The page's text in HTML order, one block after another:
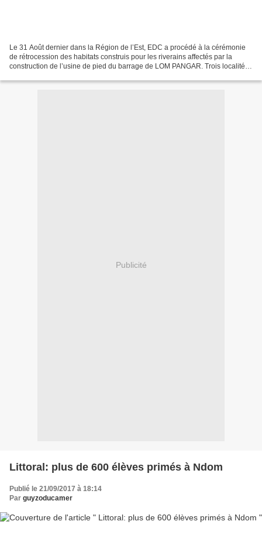
Le 31 Août dernier dans la Région de l’Est, EDC a procédé à la cérémonie
de rétrocession des habitats construis pour les riverains affectés par la
construction de l’usine de pied du barrage de LOM PANGAR. Trois localités
Publicité
Littoral: plus de 600 élèves primés à Ndom
Publié le 21/09/2017 à 18:14
Par guyzoducamer